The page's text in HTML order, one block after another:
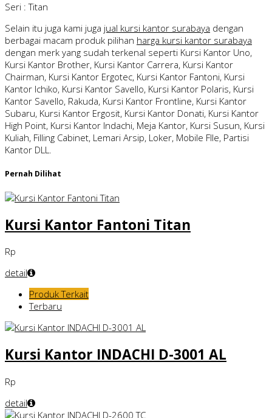
Seri : Titan
Selain itu juga kami juga jual kursi kantor surabaya dengan
berbagai macam produk pilihan harga kursi kantor surabaya
dengan merk yang sudah terkenal seperti Kursi Kantor Uno,
Kursi Kantor Brother, Kursi Kantor Carrera, Kursi Kantor
Chairman, Kursi Kantor Ergotec, Kursi Kantor Fantoni, Kursi
Kantor Ichiko, Kursi Kantor Savello, Kursi Kantor Polaris, Kursi
Kantor Savello, Rakuda, Kursi Kantor Frontline, Kursi Kantor
Subaru, Kursi Kantor Ergosit, Kursi Kantor Donati, Kursi Kantor
High Point, Kursi Kantor Indachi, Meja Kantor, Kursi Susun, Kursi
Kuliah, Filling Cabinet, Lemari Arsip, Loker, Mobile FIle, Partisi
Kantor DLL.
Pernah Dilihat
Kursi Kantor Fantoni Titan
Rp
detail
Produk Terkait
Terbaru
Kursi Kantor INDACHI D-3001 AL
Rp
detail